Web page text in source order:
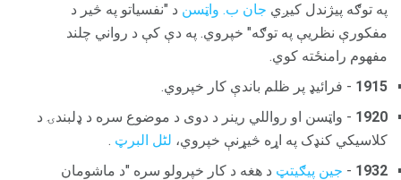
په توګه پیژندل کیږي جان ب. واټسن د "نفسیاتو په څیر د
مفکورې نظریې په توګه" خپروي. په دې کې د رواني چلند
مفهوم رامنځته کوي.
1915 - فرائيډ پر ظلم باندې کار خپروي.
1920 - واټسن او رواللي رینر د دوی د موضوع سره د ډلبندۍ د
کلاسیکي کنډک په اړه څیړنې خپروي، لٹل البرټ .
1932
- جین پیګیتټ د هغه د کار خپرولو سره "د ماشومان